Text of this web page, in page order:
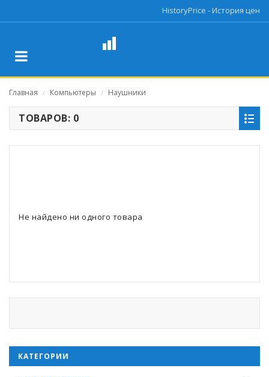
HistoryPrice - История цен
Главная / Компьютеры / Наушники
ТОВАРОВ: 0
Не найдено ни одного товара
КАТЕГОРИИ